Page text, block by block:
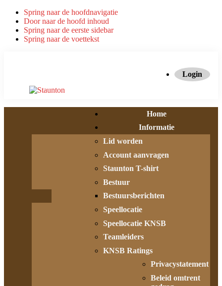
Spring naar de hoofdnavigatie
Door naar de hoofd inhoud
Spring naar de eerste sidebar
Spring naar de voettekst
Login
Home
Informatie
Lid worden
Account aanvragen
Staunton T-shirt
Bestuur
Bestuursberichten
Speellocatie
Speellocatie KNSB
Teamleiders
KNSB Ratings
Privacystatement
Beleid omtrent